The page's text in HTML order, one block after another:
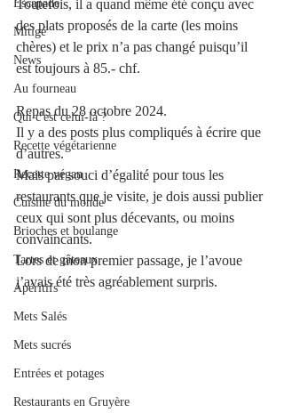
Escapade
Mitigé
News
Au fourneau
Qui c'est celui-là ?
Recette végétarienne
Recette végan
Cuisine du monde
Brioches et boulange
Tartes et gâteaux
Apéritifs
Mets Salés
Mets sucrés
Entrées et potages
Restaurants en Gruyère
Toutefois, il a quand même été conçu avec
des plats proposés de la carte (les moins
chères) et le prix n’a pas changé puisqu’il
est toujours à 85.- chf.
Repas du 28 octobre 2024.
Il y a des posts plus compliqués à écrire que
d’autres.
Mais par souci d’égalité pour tous les
restaurants que je visite, je dois aussi publier
ceux qui sont plus décevants, ou moins
convaincants.
Lors de mon premier passage, je l’avoue
j’avais été très agréablement surpris.